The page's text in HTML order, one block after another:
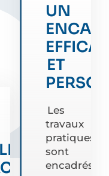
UN
ET
Les
travaux
pratiques
sont
encadrés